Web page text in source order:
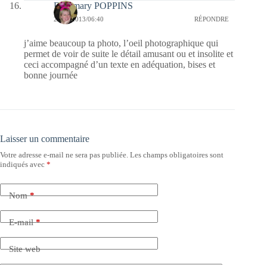
Fabymary POPPINS
29/05/2013/06:40 RÉPONDRE
j’aime beaucoup ta photo, l’oeil photographique qui
permet de voir de suite le détail amusant ou et insolite et
ceci accompagné d’un texte en adéquation, bises et
bonne journée
Laisser un commentaire
Votre adresse e-mail ne sera pas publiée. Les champs obligatoires sont
indiqués avec *
Nom*
E-mail*
Site web